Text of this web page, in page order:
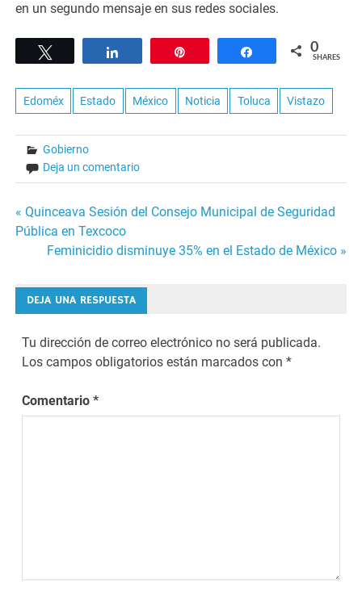
en un segundo mensaje en sus redes sociales.
Share 0
SHARES
Edoméx Estado México Noticia Toluca Vistazo
Gobierno
Deja un comentario
Navegación
entradas
« Quinceava Sesión del Consejo Municipal de Seguridad
Pública en Texcoco
Feminicidio disminuye 35% en el Estado de México »
DEJA UNA RESPUESTA
Tu dirección de correo electrónico no será publicada.
Los campos obligatorios están marcados con*
Comentario*